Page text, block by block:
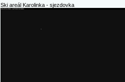
Ski areál Karolinka - sjezdovka